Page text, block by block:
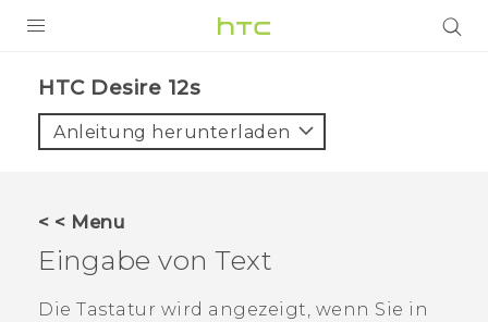
VIVE
HTC Desire 12s‎
Anleitung herunterladen
< < Menu
Eingabe von Text
Die Tastatur wird angezeigt, wenn Sie in